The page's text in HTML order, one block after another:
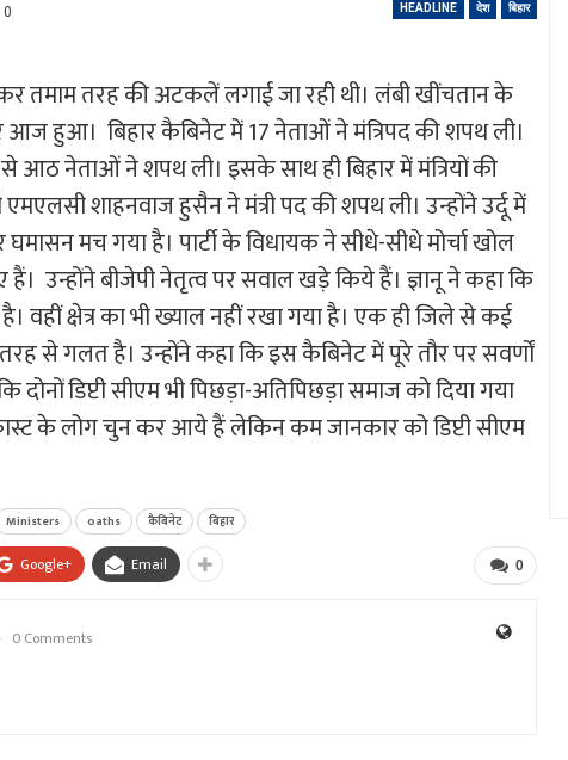
HEADLINE देश बिहार
0
तमाम तरह की अटकलें लगाई जा रही थी। लंबी खींचतान के
आज हुआ। बिहार कैबिनेट में 17 नेताओं ने मंत्रिपद की शपथ ली।
नेताओं ने शपथ ली। इसके साथ ही बिहार में मंत्रियों की
शाहनवाज हुसैन ने मंत्री पद की शपथ ली। उन्‍होंने उर्दू में
मच गया है। पार्टी के विधायक ने सीधे-सीधे मोर्चा खोल
उन्होंने बीजेपी नेतृत्व पर सवाल खड़े किये हैं। ज्ञानू ने कहा कि
है। वहीं क्षेत्र का भी ख्याल नहीं रखा गया है। एक ही जिले से कई
तरह से गलत है। उन्होंने कहा कि इस कैबिनेट में पूरे तौर पर सवर्णों
दोनों डिप्टी सीएम भी पिछड़ा-अतिपिछड़ा समाज को दिया गया
के लोग चुन कर आये हैं लेकिन कम जानकार को डिप्टी सीएम
Ministers oaths कैबिनेट बिहार
0
Google+ Email
0 Comments